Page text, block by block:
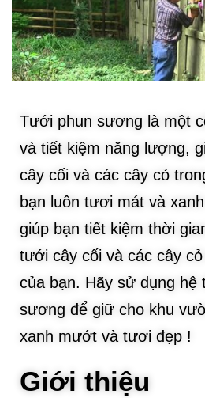
Tưới phun sương là một
và tiết kiệm năng lượng,
cây cối và các cây cỏ
bạn luôn tươi mát và
giúp bạn tiết kiệm thời
tưới cây cối và các cây
của bạn. Hãy sử dụng hệ
sương để giữ cho khu
xanh mướt và tươi đẹp !
Giới thiệu